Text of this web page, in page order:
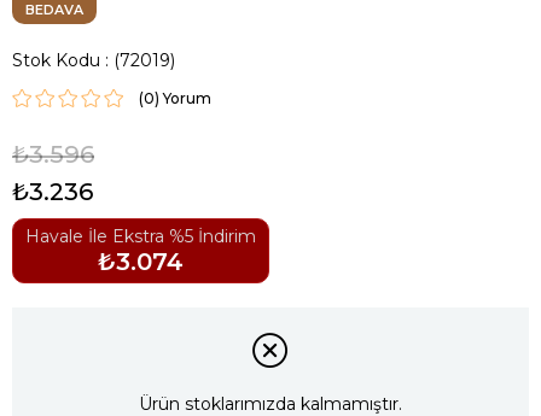
BEDAVA
Stok Kodu (72019)
(0)
₺3.596
₺3.236
Havale İle Ekstra %5 İndirim
₺3.074
Ürün stoklarımızda kalmamıştır.